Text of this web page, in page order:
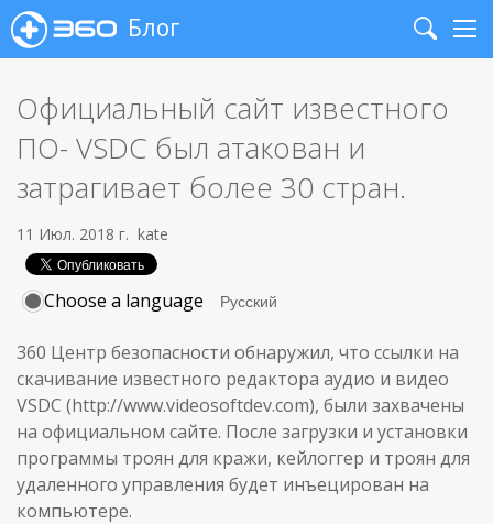
Блог
Search
Официальный сайт известного
ПО- VSDC был атакован и
затрагивает более 30 стран.
11 Июл. 2018 г. kate
Choose a language
360 Центр безопасности обнаружил, что ссылки на
скачивание известного редактора аудио и видео
VSDC (http://www.videosoftdev.com), были захвачены
на официальном сайте. После загрузки и установки
программы троян для кражи, кейлоггер и троян для
удаленного управления будет инъецирован на
компьютере.